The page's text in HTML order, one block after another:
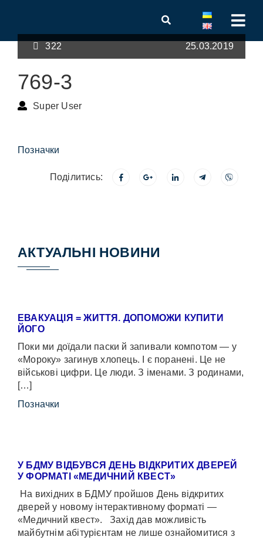
322 25.03.2019
769-3
Super User
Позначки
Поділитись:
АКТУАЛЬНІ НОВИНИ
ЕВАКУАЦІЯ = ЖИТТЯ. ДОПОМОЖИ КУПИТИ
ЙОГО
Поки ми доїдали паски й запивали компотом — у
«Мороку» загинув хлопець. І є поранені. Це не
військові цифри. Це люди. З іменами. З родинами,
[…]
Позначки
У БДМУ ВІДБУВСЯ ДЕНЬ ВІДКРИТИХ ДВЕРЕЙ
У ФОРМАТІ «МЕДИЧНИЙ КВЕСТ»
На вихідних в БДМУ пройшов День відкритих
дверей у новому інтерактивному форматі —
«Медичний квест». Захід дав можливість
майбутнім абітурієнтам не лише ознайомитися з